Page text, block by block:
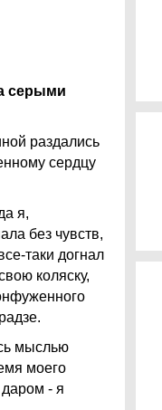
серыми
раздались
сердцу
я,
без чувств,
таки догнал
коляску,
мыслью
моего
- я